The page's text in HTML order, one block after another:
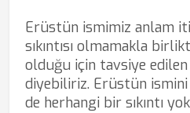
Erüstün ismimiz anlam
sıkıntısı olmamakla
olduğu için tavsiye edilen
diyebiliriz. Erüstün
de herhangi bir sıkıntı